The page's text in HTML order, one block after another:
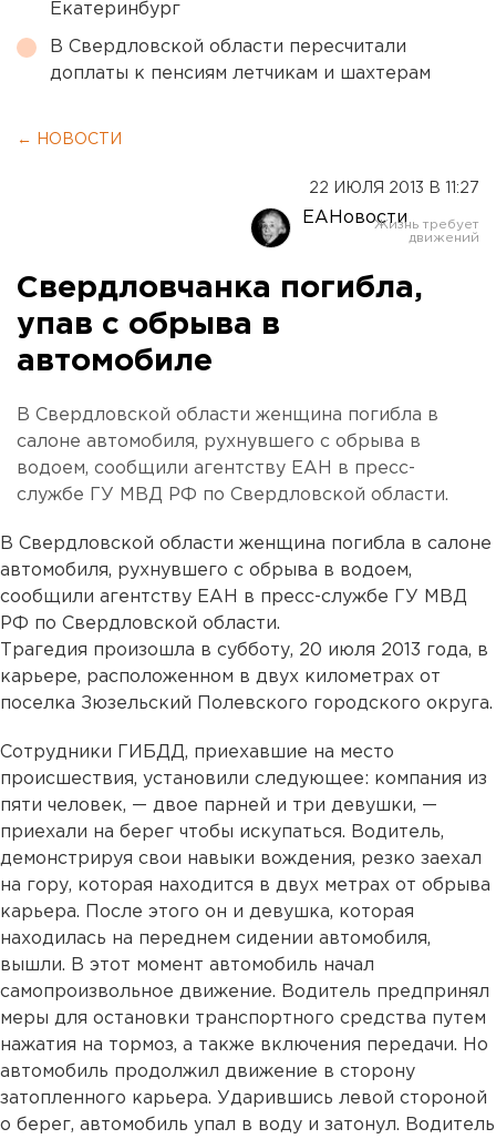
Екатеринбург
В Свердловской области пересчитали
доплаты к пенсиям летчикам и шахтерам
← НОВОСТИ
22 ИЮЛЯ 2013 В 11:27
ЕАНовости
Свердловчанка погибла,
упав с обрыва в
автомобиле
В Свердловской области женщина погибла в
салоне автомобиля, рухнувшего с обрыва в
водоем, сообщили агентству ЕАН в пресс-
службе ГУ МВД РФ по Свердловской области.
В Свердловской области женщина погибла в салоне
автомобиля, рухнувшего с обрыва в водоем,
сообщили агентству ЕАН в пресс-службе ГУ МВД
РФ по Свердловской области.
Трагедия произошла в субботу, 20 июля 2013 года, в
карьере, расположенном в двух километрах от
поселка Зюзельский Полевского городского округа.
Сотрудники ГИБДД, приехавшие на место
происшествия, установили следующее: компания из
пяти человек, — двое парней и три девушки, —
приехали на берег чтобы искупаться. Водитель,
демонстрируя свои навыки вождения, резко заехал
на гору, которая находится в двух метрах от обрыва
карьера. После этого он и девушка, которая
находилась на переднем сидении автомобиля,
вышли. В этот момент автомобиль начал
самопроизвольное движение. Водитель предпринял
меры для остановки транспортного средства путем
нажатия на тормоз, а также включения передачи. Но
автомобиль продолжил движение в сторону
затопленного карьера. Ударившись левой стороной
о берег, автомобиль упал в воду и затонул. Водитель